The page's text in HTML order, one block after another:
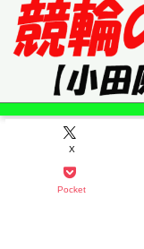
X
Pocket